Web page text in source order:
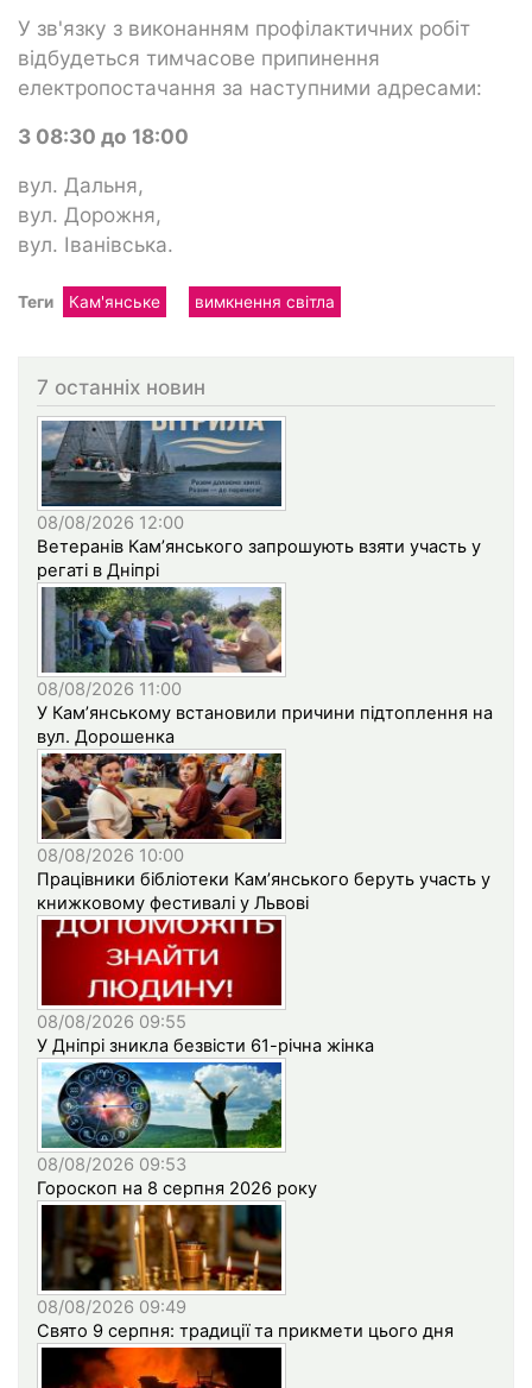
У зв'язку з виконанням профілактичних робіт
відбудеться тимчасове припинення
електропостачання за наступними адресами:
З 08:30 до 18:00
вул. Дальня,
вул. Дорожня,
вул. Іванівська.
Теги Кам'янське вимкнення світла
7 останніх новин
08/08/2026 12:00
Ветеранів Кам’янського запрошують взяти участь у
регаті в Дніпрі
08/08/2026 11:00
У Кам’янському встановили причини підтоплення на
вул. Дорошенка
08/08/2026 10:00
Працівники бібліотеки Кам’янського беруть участь у
книжковому фестивалі у Львові
08/08/2026 09:55
У Дніпрі зникла безвісти 61-річна жінка
08/08/2026 09:53
Гороскоп на 8 серпня 2026 року
08/08/2026 09:49
Свято 9 серпня: традиції та прикмети цього дня